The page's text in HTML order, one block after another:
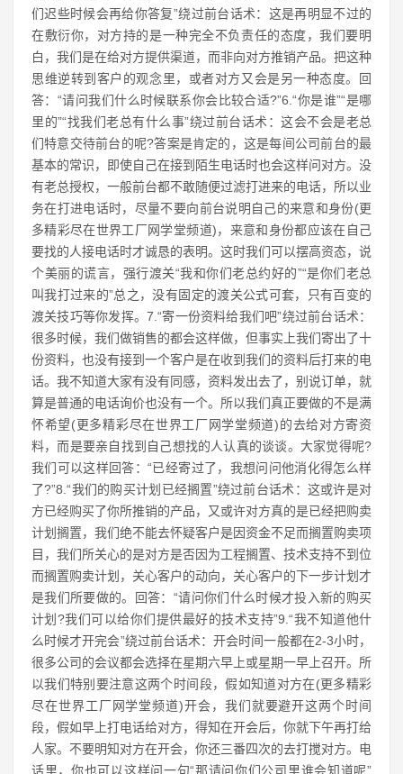
们迟些时候会再给你答复”绕过前台话术：这是再明显不过的
在敷衍你，对方持的是一种完全不负责任的态度，我们要明
白，我们是在给对方提供渠道，而非向对方推销产品。把这种
思维逆转到客户的观念里，或者对方又会是另一种态度。回
答：“请问我们什么时候联系你会比较合适?”6.“你是谁”“是哪
里的”“找我们老总有什么事”绕过前台话术：这会不会是老总
们特意交待前台的呢?答案是肯定的，这是每间公司前台的最
基本的常识，即使自己在接到陌生电话时也会这样问对方。没
有老总授权，一般前台都不敢随便过滤打进来的电话，所以业
务在打进电话时，尽量不要向前台说明自己的来意和身份(更
多精彩尽在世界工厂网学堂频道)，来意和身份都应该在自己
要找的人接电话时才诚恳的表明。这时我们可以摆高资态，说
个美丽的谎言，强行渡关“我和你们老总约好的”“是你们老总
叫我打过来的”总之，没有固定的渡关公式可套，只有百变的
渡关技巧等你发挥。7.“寄一份资料给我们吧”绕过前台话术：
很多时候，我们做销售的都会这样做，但事实上我们寄出了十
份资料，也没有接到一个客户是在收到我们的资料后打来的电
话。我不知道大家有没有同感，资料发出去了，别说订单，就
算是普通的电话询价也没有一个。所以我们真正要做的不是满
怀希望(更多精彩尽在世界工厂网学堂频道)的去给对方寄资
料，而是要亲自找到自己想找的人认真的谈谈。大家觉得呢?
我们可以这样回答：“已经寄过了，我想问问他消化得怎么样
了?”8.“我们的购买计划已经搁置”绕过前台话术：这或许是对
方已经购买了你所推销的产品，又或许对方真的是已经把购卖
计划搁置，我们绝不能去怀疑客户是因资金不足而搁置购卖项
目，我们所关心的是对方是否因为工程搁置、技术支持不到位
而搁置购卖计划，关心客户的动向，关心客户的下一步计划才
是我们所要做的。回答：“请问你们什么时候才投入新的购买
计划?我们可以给你们提供最好的技术支持”9.“我不知道他什
么时候才开完会”绕过前台话术：开会时间一般都在2-3小时，
很多公司的会议都会选择在星期六早上或星期一早上召开。所
以我们特别要注意这两个时间段，假如知道对方在(更多精彩
尽在世界工厂网学堂频道)开会，我们就要避开这两个时间
段，假如早上打电话给对方，得知在开会后，你就下午再打给
人家。不要明知对方在开会，你还三番四次的去打搅对方。电
话里，你也可以这样问一句“那请问你们公司里谁会知道呢”